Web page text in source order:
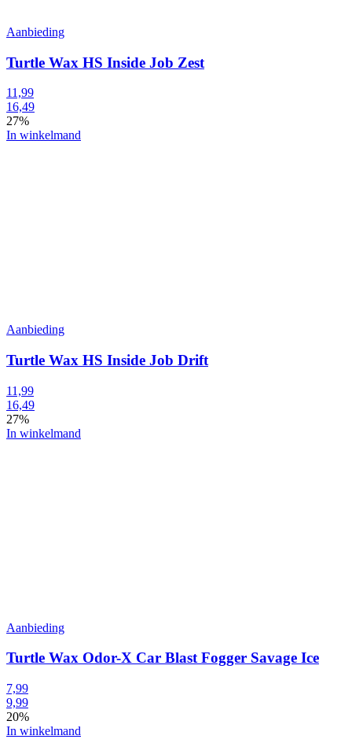
Aanbieding
Turtle Wax HS Inside Job Zest
11,99
16,49
27%
In winkelmand
Aanbieding
Turtle Wax HS Inside Job Drift
11,99
16,49
27%
In winkelmand
Aanbieding
Turtle Wax Odor-X Car Blast Fogger Savage Ice
7,99
9,99
20%
In winkelmand